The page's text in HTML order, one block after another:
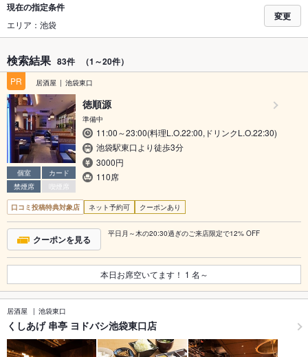
現在の指定条件
エリア：池袋
変更
検索結果 83件 （1～20件）
PR 居酒屋 池袋東口
個室
カード
禁煙席
喫煙席
徳順源
準備中
11:00～23:00(料理L.O.22:00,ドリンクL.O.22:30)
池袋駅東口より徒歩3分
3000円
110席
口コミ投稿特典対象店 ネット予約可 クーポンあり
クーポンを見る 平日月～木の20:30過ぎのご来店限定で12% OFF
本日お席空いてます！ 1 名～
居酒屋 池袋東口
くしあげ 串亭 ヨドバシ池袋東口店